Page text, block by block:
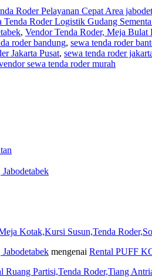
Roder Pelayanan Cepat Area
Tenda Roder Logistik Gudang
, Vendor Tenda Roder, Meja Bulat
roder bandung, sewa tenda roder
Jakarta Pusat, sewa tenda roder
sewa tenda roder murah
Kotak,Kursi Susun,Tenda
mengenai Rental PUFF
Ruang Partisi,Tenda Roder,Tiang